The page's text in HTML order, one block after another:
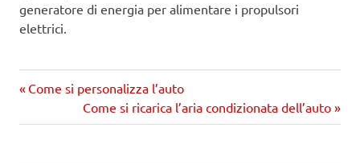
generatore di energia per alimentare i propulsori
elettrici.
Navigazione
articoli
Precedente
Come si personalizza l’auto
Prossimo
articolo
Come si ricarica l’aria condizionata dell’auto